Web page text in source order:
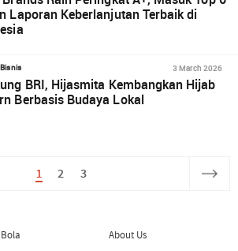
Laporan Keberlanjutan Terbaik di
3 March 2026
BRI, Hijasmita Kembangkan Hijab
Berbasis Budaya Lokal
1 2 3
Bola
About Us